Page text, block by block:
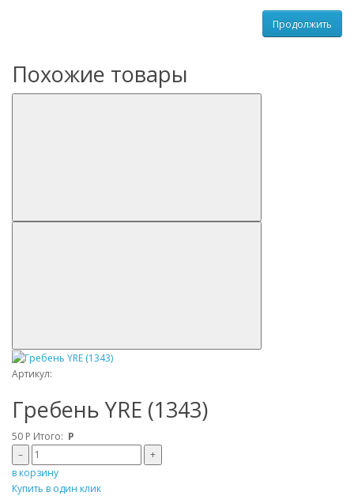
Продолжить
Похожие товары
Артикул:
Гребень YRE (1343)
50 Р Итого: Р
–
+
в корзину
Купить в один клик